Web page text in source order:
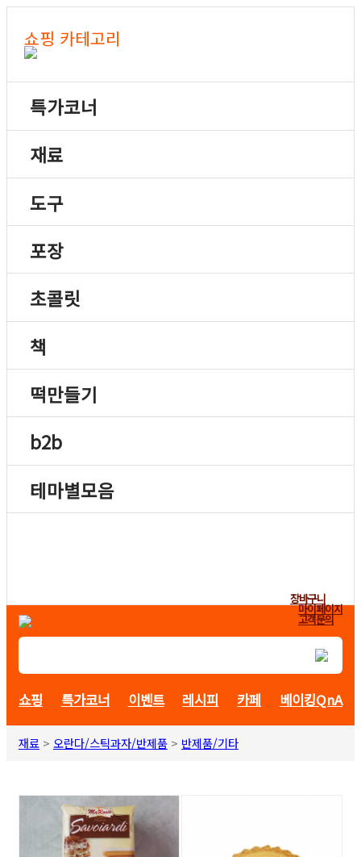
쇼핑 카테고리
특가코너
재료
도구
포장
초콜릿
책
떡만들기
b2b
테마별모음
장바구니
마이페이지
고객문의
쇼핑 특가코너 이벤트 레시피 카페 베이킹QnA
재료> 오란다/스틱과자/반제품> 반제품/기타